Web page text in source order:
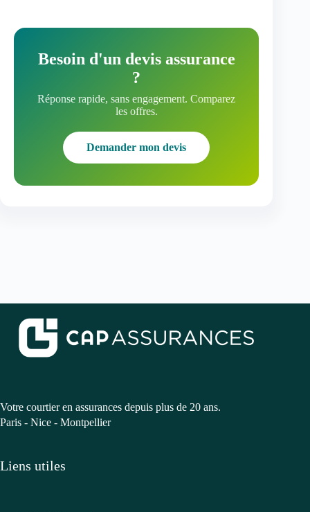
Besoin d'un devis assurance
?
Réponse rapide, sans engagement. Comparez
les offres.
Demander mon devis
Votre courtier en assurances depuis plus de 20 ans.
Paris - Nice - Montpellier
Liens utiles